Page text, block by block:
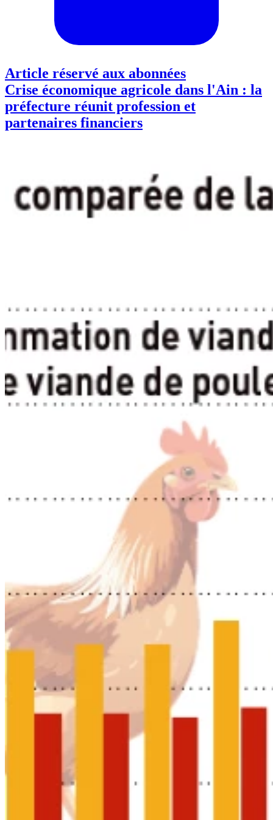
Article réservé aux abonnées
Crise économique agricole dans l'Ain : la
préfecture réunit profession et
partenaires financiers